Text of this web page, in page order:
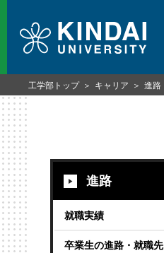
進路
就職実績
卒業生の進路・就職先
工学部トップ キャリア 進路